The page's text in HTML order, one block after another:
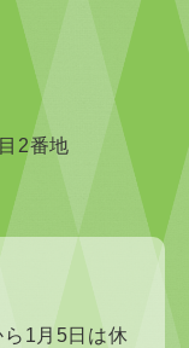
2番地
1月5日は休